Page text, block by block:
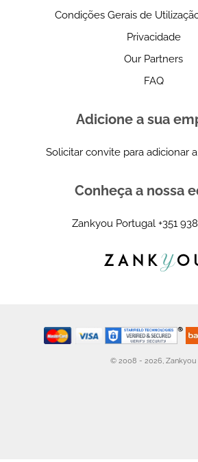
Condições Gerais de
Privacidade
Our Partners
FAQ
Adicione a sua
Solicitar convite para adicionar
Conheça a nossa
Zankyou Portugal +351
© 2008 - 2026, Zankyou